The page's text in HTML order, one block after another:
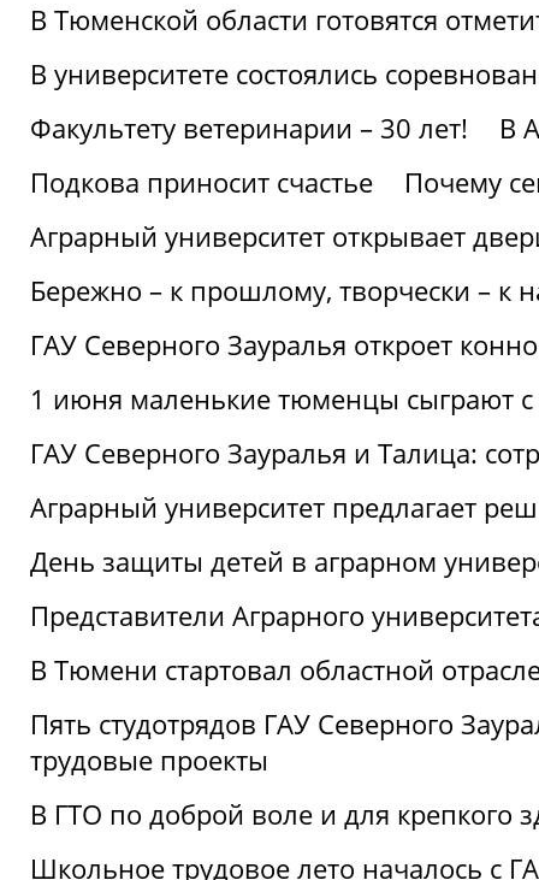
В Тюменской области готовятся
В университете состоялись
Факультету ветеринарии – 30 лет!
В
Подкова приносит счастье
Почему
Аграрный университет открывает
Бережно – к прошлому, творчески – к
ГАУ Северного Зауралья откроет
1 июня маленькие тюменцы сыграют с
ГАУ Северного Зауралья и Талица:
Аграрный университет предлагает
День защиты детей в аграрном
Представители Аграрного
В Тюмени стартовал областной
Пять студотрядов ГАУ Северного
трудовые проекты
В ГТО по доброй воле и для крепкого
Школьное трудовое лето началось с